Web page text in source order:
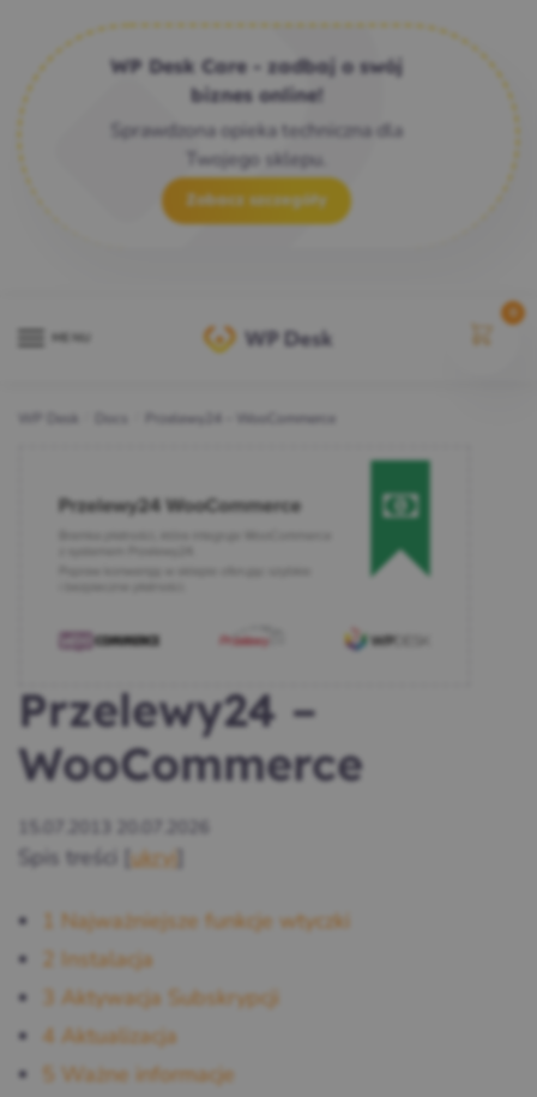
WP Desk Care - zadbaj o swój
biznes online!
Sprawdzona opieka techniczna dla
Twojego sklepu.
Zobacz szczegóły
WP Desk Docs Przelewy24 – WooCommerce
Przelewy24 –
WooCommerce
20.07.2026
Spis treści ukryj
1 Najważniejsze funkcje wtyczki
2 Instalacja
3 Aktywacja Subskrypcji
4 Aktualizacja
5 Ważne informacje